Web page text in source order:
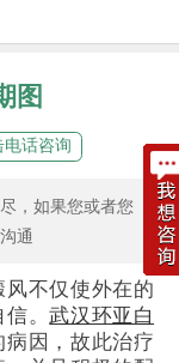
图
电话咨询
，如果您或者您
通
不仅使外在的
信。武汉环亚白
病因，故此治疗